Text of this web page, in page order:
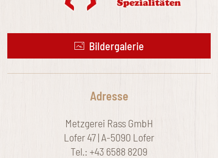
Bildergalerie
Adresse
Metzgerei Rass GmbH
Lofer 47 | A-5090 Lofer
Tel.: +43 6588 8209